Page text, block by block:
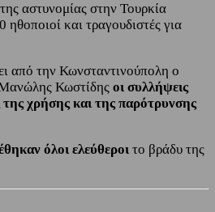
αστυνομίας στην Τουρκία
και τραγουδιστές για
από την Κωνσταντινούπολη ο
Κωστίδης οι συλλήψεις
της χρήσης και της παρότρυνσης
όλοι ελεύθεροι το βράδυ της